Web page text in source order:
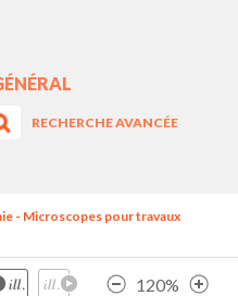
RECHERCHE AVANCÉE
- Microscopes pour travaux
120%